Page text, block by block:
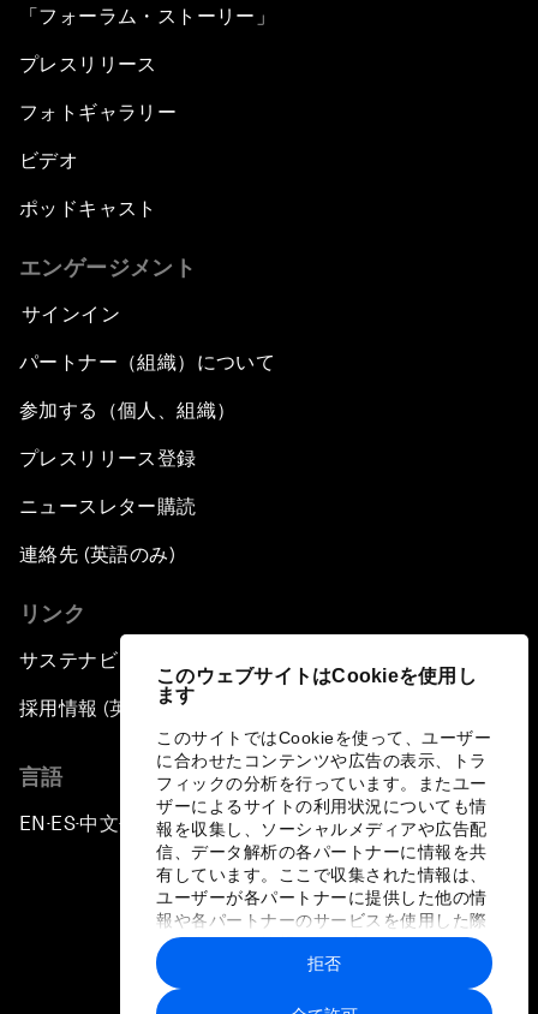
このウェブサイトはCookieを使用し
ます
このサイトではCookieを使って、ユーザー
に合わせたコンテンツや広告の表示、トラ
フィックの分析を行っています。またユー
ザーによるサイトの利用状況についても情
報を収集し、ソーシャルメディアや広告配
信、データ解析の各パートナーに情報を共
有しています。ここで収集された情報は、
ユーザーが各パートナーに提供した他の情
報や各パートナーのサービスを使用した際
に収集された情報と組み合わされ、各パー
トナーによって使用されることがありま
す。
拒否
「フォーラム・ストーリー」
プレスリリース
フォトギャラリー
ビデオ
ポッドキャスト
エンゲージメント
サインイン
パートナー（組織）について
参加する（個人、組織）
プレスリリース登録
ニュースレター購読
連絡先 (英語のみ)
リンク
サステナビリティへの取り組み
採用情報 (英語のみ)
言語
EN ▪ES▪中文▪ 日本語
プライバシーポリシーと利用規約